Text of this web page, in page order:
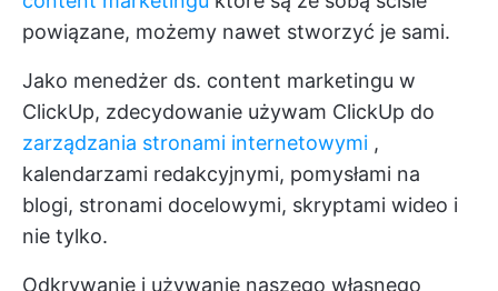
powiązane, możemy nawet stworzyć je sami.
Jako menedżer ds. content marketingu w
ClickUp, zdecydowanie używam ClickUp do
zarządzania stronami internetowymi ,
kalendarzami redakcyjnymi, pomysłami na
blogi, stronami docelowymi, skryptami wideo i
nie tylko.
Odkrywanie i używanie naszego własnego